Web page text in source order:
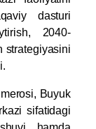
dasturi
2040-
strategiyasini
Buyuk
sifatidagi